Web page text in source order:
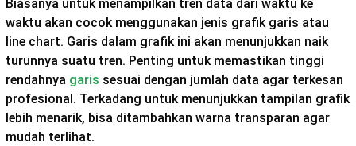
Biasanya untuk menampilkan tren data dari waktu ke
waktu akan cocok menggunakan jenis grafik garis atau
line chart. Garis dalam grafik ini akan menunjukkan naik
turunnya suatu tren. Penting untuk memastikan tinggi
rendahnya garis sesuai dengan jumlah data agar terkesan
profesional. Terkadang untuk menunjukkan tampilan grafik
lebih menarik, bisa ditambahkan warna transparan agar
mudah terlihat.